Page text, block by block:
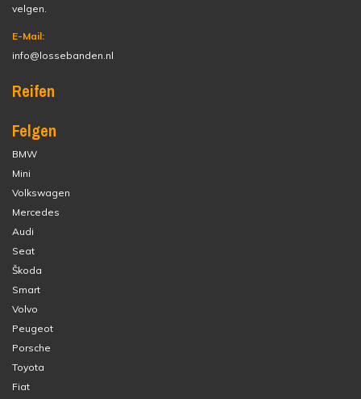
velgen.
E-Mail:
info@lossebanden.nl
Reifen
Felgen
BMW
Mini
Volkswagen
Mercedes
Audi
Seat
Škoda
Smart
Volvo
Peugeot
Porsche
Toyota
Fiat